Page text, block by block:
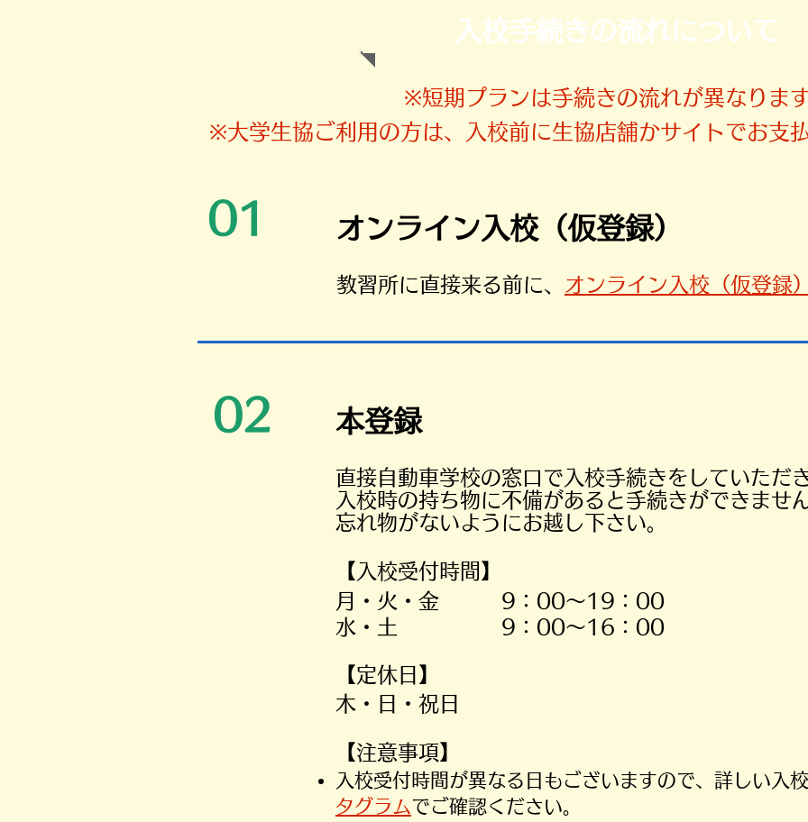
​入校手続きの流れについて
​※短期プランは手続きの流れが異なりま
​※大学生協ご利用の方は、入校前に生協店舗かサイトでお支
01 ​オンライン入校（仮登録）
​教習所に直接来る前に、 オンライン入校（仮登録
02 ​本登録
直接自動車学校の窓口で入校手続きをしていただ
入校時の持ち物に不備があると手続きができませ
忘れ物がないようにお越し下さい。
【入校受付時間】
月・火・金 9：00～19：00
水・土 9：00～16：00
​【定休日】
木・日・祝日
​【注意事項】
入校受付時間が異なる日もございますので、詳しい入
タグラムでご確認ください。